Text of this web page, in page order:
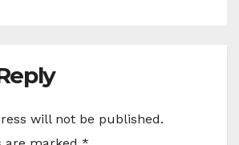
will not be published.